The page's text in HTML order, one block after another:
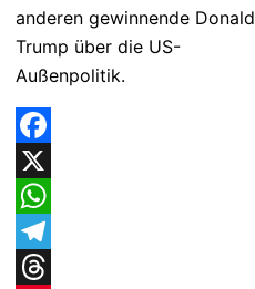
anderen gewinnende Donald
Trump über die US-
Außenpolitik.
Facebook
X
WhatsApp
Telegram